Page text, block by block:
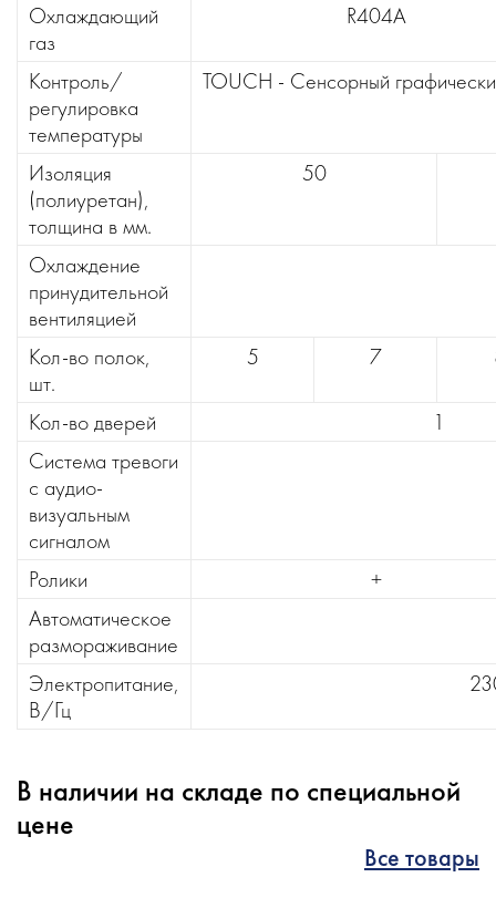
Охлаждающий
газ
R404A
Контроль/
регулировка
температуры
TOUCH - Сенсорный
Изоляция
(полиуретан),
толщина в мм.
50
Охлаждение
принудительной
вентиляцией
Кол-во полок,
шт.
5 7
Кол-во дверей
1
Система тревоги
с аудио-
визуальным
сигналом
Ролики
+
Автоматическое
размораживание
Электропитание,
В/Гц
В наличии на складе по специальной
цене
Все товары